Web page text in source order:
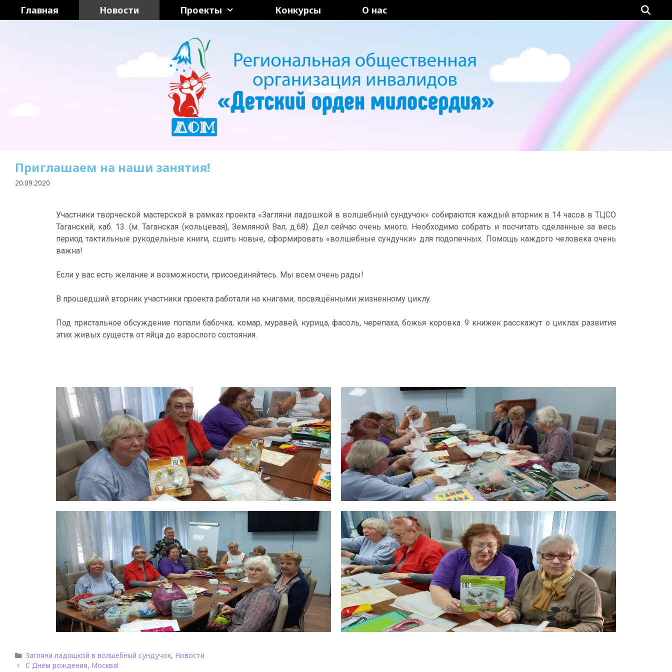
Главная Новости Проекты Конкурсы О нас
Приглашаем на наши занятия!
20.09.2020
Участники творческой мастерской в рамках проекта «Загляни ладошкой в волшебный сундучок» собираются каждый вторник в 14 часов в ТЦСО
Таганский, каб. 13. (м. Таганская (кольцевая), Земляной Вал, д.68). Дел сейчас очень много. Необходимо собрать и посчитать сделанные за весь
период тактильные рукодельные книги, сшить новые, сформировать «волшебные сундучки» для подопечных. Помощь каждого человека очень
важна!
Если у вас есть желание и возможности, присоединяйтесь. Мы всем очень рады!
В прошедший вторник участники проекта работали на книгами, посвящёнными жизненному циклу.
Под пристальное обсуждение попали бабочка, комар, муравей, курица, фасоль, черепаха, божья коровка. 9 книжек расскажут о циклах развития
этих живых существ от яйца до взрослого состояния.
Загляни ладошкой в волшебный сундучок, Новости
С Днём рождения, Москва!